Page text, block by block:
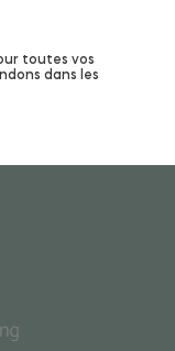
toutes vos
dans les